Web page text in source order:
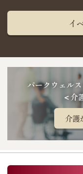
イ
パークウェル
＜介
介護